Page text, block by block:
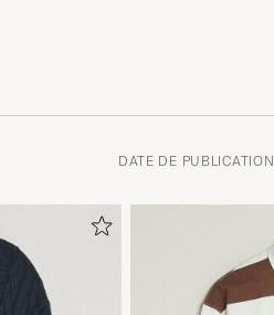
DATE DE PUBLICATION